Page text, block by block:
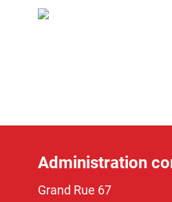
Verschiedene
Administration
Grand Rue 67